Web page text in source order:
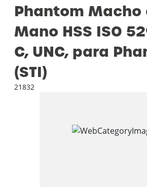
Phantom Macho
Mano HSS ISO
C, UNC, para
(STI)
21832